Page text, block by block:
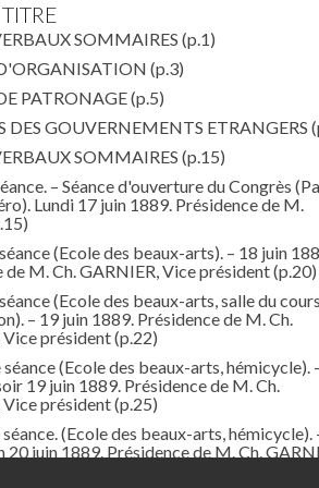
SOMMAIRES (p.1)
(p.3)
PATRONAGE(p.5)
DES GOUVERNEMENTS ETRANGERS
SOMMAIRES (p.15)
– Séance d'ouverture du Congrès
Lundi 17 juin 1889. Présidence de M.
(Ecole des beaux-arts). – 18 juin
de M. Ch. GARNIER, Vice président(p.20)
(Ecole des beaux-arts, salle du
– 19 juin 1889. Présidence de M. Ch.
Vice président(p.22)
(Ecole des beaux-arts, hémicycle).
19 juin 1889. Présidence de M. Ch.
Vice président(p.25)
(Ecole des beaux-arts, hémicycle).
20 juin 1889. Présidence de M. Ch.